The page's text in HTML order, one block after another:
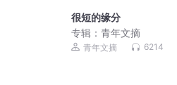
很短的缘分
专辑：青年文摘
青年文摘 6214